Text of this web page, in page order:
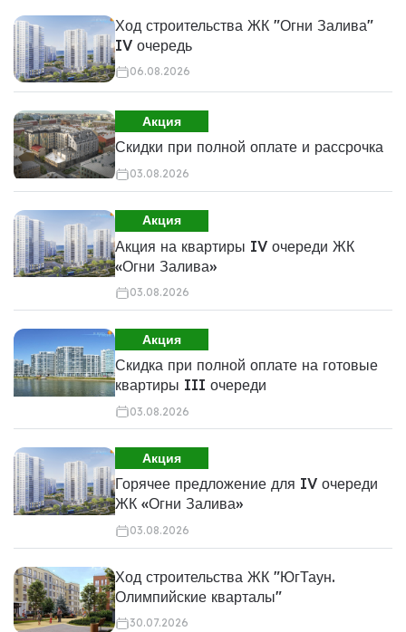
Ход строительства ЖК "Огни Залива"
IV очередь
06.08.2026
Акция
Скидки при полной оплате и рассрочка
03.08.2026
Акция
Акция на квартиры IV очереди ЖК
«Огни Залива»
03.08.2026
Акция
Скидка при полной оплате на готовые
квартиры III очереди
03.08.2026
Акция
Горячее предложение для IV очереди
ЖК «Огни Залива»
03.08.2026
Ход строительства ЖК "ЮгТаун.
Олимпийские кварталы"
30.07.2026